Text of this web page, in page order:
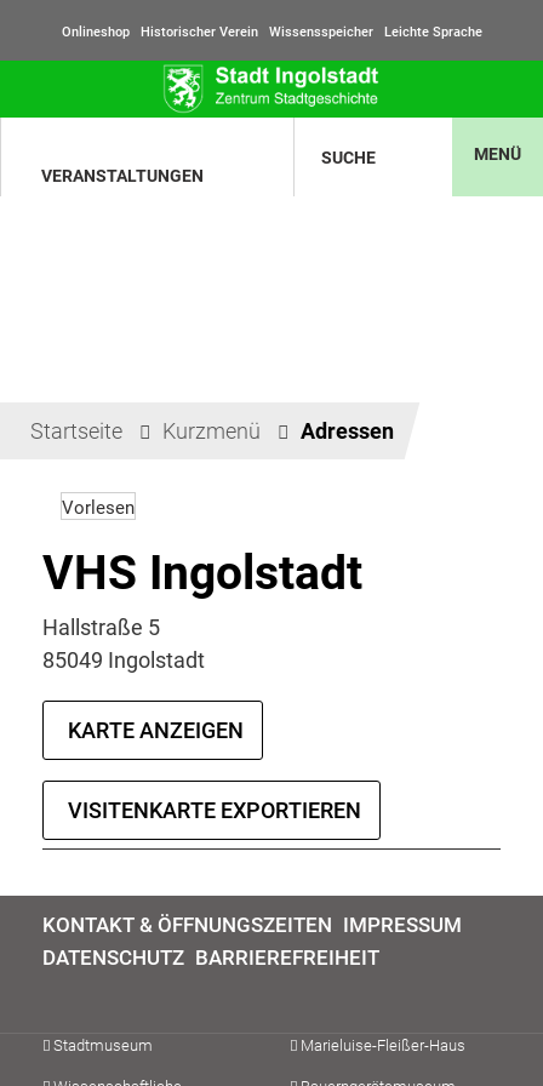
Onlineshop Historischer Verein Wissensspeicher Leichte Sprache
VERANSTALTUNGEN
SUCHE MENÜ
Startseite Kurzmenü Adressen
Vorlesen
VHS Ingolstadt
Hallstraße 5
85049 Ingolstadt
KARTE ANZEIGEN
VISITENKARTE EXPORTIEREN
KONTAKT & ÖFFNUNGSZEITEN IMPRESSUM
DATENSCHUTZ BARRIEREFREIHEIT
Stadtmuseum Marieluise-Fleißer-Haus